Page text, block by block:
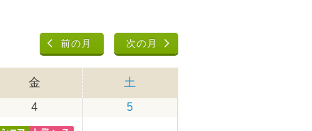
次の月
前の月
金 土
4 5